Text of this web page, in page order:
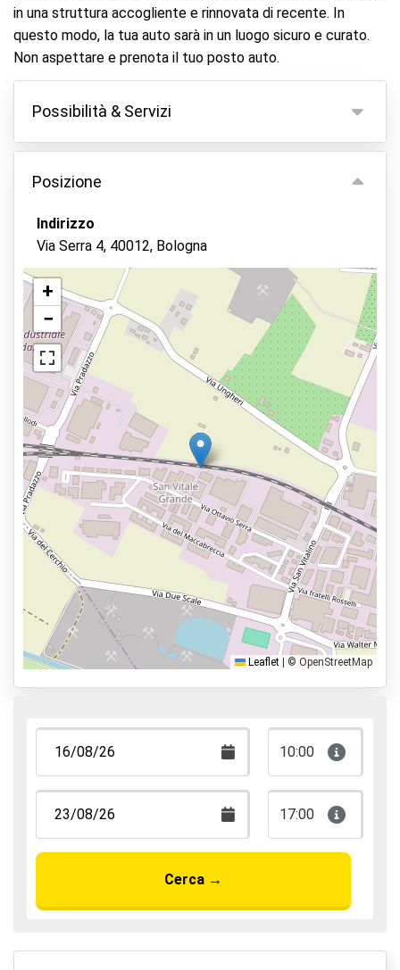
in una struttura accogliente e rinnovata di recente. In
questo modo, la tua auto sarà in un luogo sicuro e curato.
Non aspettare e prenota il tuo posto auto.
Possibilità & Servizi
Possibilità
Parcheggio coperto
Tieni le tue chiavi
Videocamera di sorveglianza
Lavaggio auto
Personale di controllo
Parcheggio sicuro
Stazione di ricarica elettrica
Servizi
Aperto 24 ore
Prenota in anticipo
3,9km dall'aeroporto
Tipi di parcheggio
Servizio navetta
Car valet
Parcheggia e cammina
Parcheggia, dormi e vola
Posizione
Indirizzo
Via Serra 4, 40012, Bologna
Visualizza sulla mappa
+
−
Leaflet © OpenStreetMap
10:00
17:00
Cerca →